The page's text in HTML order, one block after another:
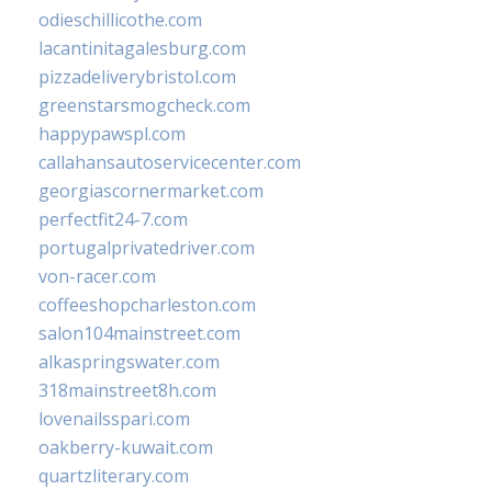
odieschillicothe.com
lacantinitagalesburg.com
pizzadeliverybristol.com
greenstarsmogcheck.com
happypawspl.com
callahansautoservicecenter.com
georgiascornermarket.com
perfectfit24-7.com
portugalprivatedriver.com
von-racer.com
coffeeshopcharleston.com
salon104mainstreet.com
alkaspringswater.com
318mainstreet8h.com
lovenailsspari.com
oakberry-kuwait.com
quartzliterary.com